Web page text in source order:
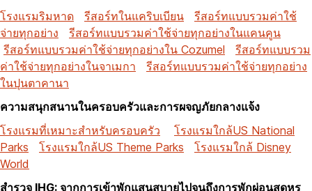
โรงแรมริมหาด
รีสอร์ทในแคริบเบียน
รีสอร์ทแบบรวมค่าใช้
จ่ายทุกอย่าง
รีสอร์ทแบบรวมค่าใช้จ่ายทุกอย่างในแคนคูน
รีสอร์ทแบบรวมค่าใช้จ่ายทุกอย่างใน Cozumel
รีสอร์ทแบบรวม
ค่าใช้จ่ายทุกอย่างในจาเมกา
รีสอร์ทแบบรวมค่าใช้จ่ายทุกอย่าง
ในปุนตาคานา
ความสนุกสนานในครอบครัวและการผจญภัยกลางแจ้ง
โรงแรมที่เหมาะสำหรับครอบครัว
โรงแรมใกล้US National
Parks
โรงแรมใกล้US Theme Parks
โรงแรมใกล้ Disney
World
สำรวจ IHG: จากการเข้าพักแสนสบายไปจนถึงการพักผ่อนสุดหรู